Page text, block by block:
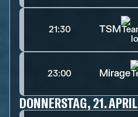
21:30 TSM
23:00 Mirage
DONNERSTAG, 21. APRIL